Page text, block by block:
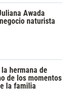
Awada
naturista
hermana de
de los momentos
la familia